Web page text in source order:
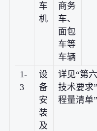
车
机
商务
车、
面包
车等
车辆
1-
3
设
备
安
装
及
详见“第
技术要求
程量清单”